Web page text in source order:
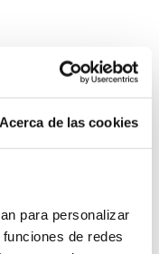
Acerca de las cookies
para personalizar
de redes
equipo auxiliar
hasta en